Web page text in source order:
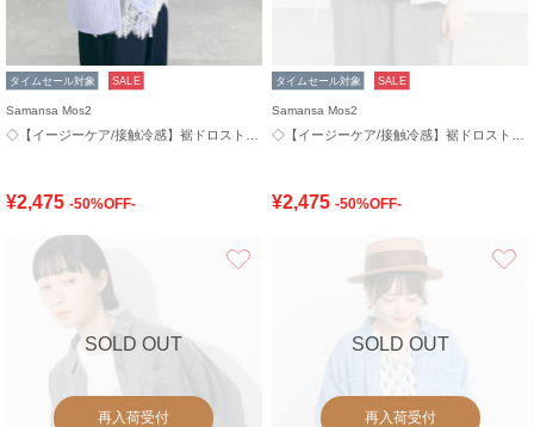
タイムセール対象 SALE
Samansa Mos2
¥2,475 -50%OFF-
タイムセール対象 SALE
Samansa Mos2
¥2,475 -50%OFF-
SOLD OUT
再入荷受付
SOLD OUT
再入荷受付